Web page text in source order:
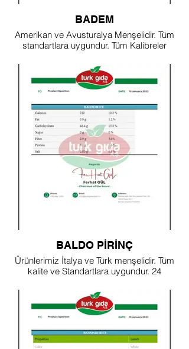
BADEM
Amerikan ve Avusturalya Menşelidir. Tüm
standartlara uygundur. Tüm Kalibreler
BALDO PİRİNÇ
Ürünlerimiz İtalya ve Türk menşelidir. Tüm
kalite ve Standartlara uygundur. 24